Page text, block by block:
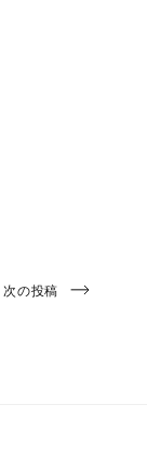
Next
次の投稿